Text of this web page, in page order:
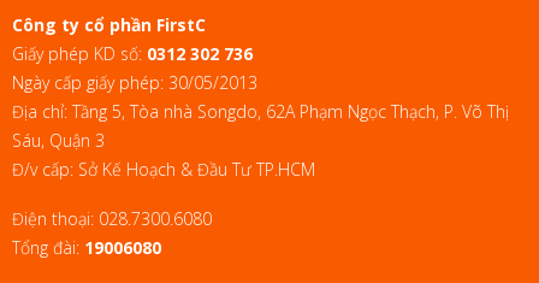
Công ty cổ phần FirstC
Giấy phép KD số: 0312 302 736
Ngày cấp giấy phép: 30/05/2013
Địa chỉ: Tầng 5, Tòa nhà Songdo, 62A Phạm Ngọc Thạch, P. Võ Thị
Sáu, Quận 3
Đ/v cấp: Sở Kế Hoạch & Đầu Tư TP.HCM
Điện thoại: 028.7300.6080
Tổng đài: 19006080